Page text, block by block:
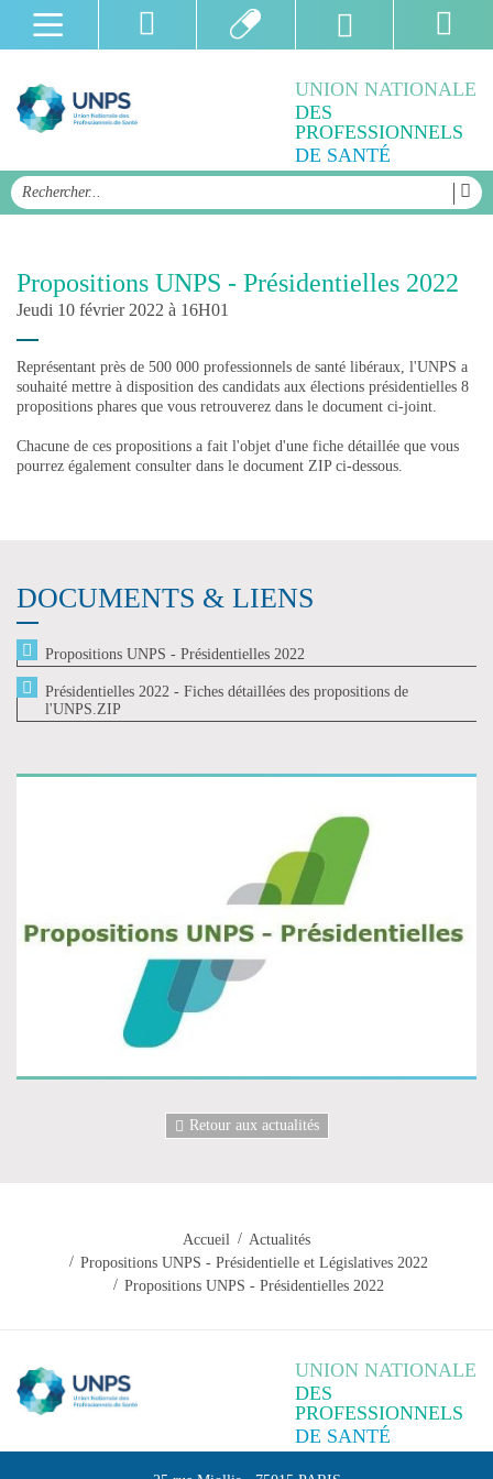
UNION NATIONALE
DES
PROFESSIONNELS
DE SANTÉ
Propositions UNPS - Présidentielles 2022
Jeudi 10 février 2022 à 16H01
Représentant près de 500 000 professionnels de santé libéraux, l'UNPS a
souhaité mettre à disposition des candidats aux élections présidentielles 8
propositions phares que vous retrouverez dans le document ci-joint.
Chacune de ces propositions a fait l'objet d'une fiche détaillée que vous
pourrez également consulter dans le document ZIP ci-dessous.
DOCUMENTS & LIENS
Propositions UNPS - Présidentielles 2022
Présidentielles 2022 - Fiches détaillées des propositions de
l'UNPS.ZIP
Retour aux actualités
Accueil
Actualités
Propositions UNPS - Présidentielle et Législatives 2022
Propositions UNPS - Présidentielles 2022
UNION NATIONALE
DES
PROFESSIONNELS
DE SANTÉ